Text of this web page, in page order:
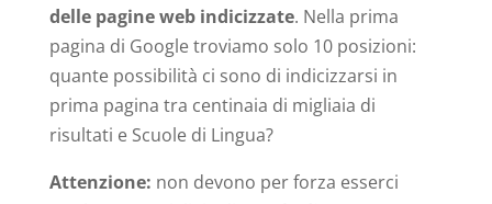
delle pagine web indicizzate. Nella prima
pagina di Google troviamo solo 10 posizioni:
quante possibilità ci sono di indicizzarsi in
prima pagina tra centinaia di migliaia di
risultati e Scuole di Lingua?
Attenzione: non devono per forza esserci